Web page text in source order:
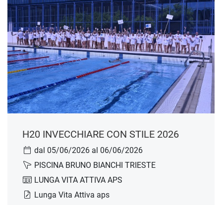
H20 INVECCHIARE CON STILE 2026
dal 05/06/2026 al 06/06/2026
PISCINA BRUNO BIANCHI TRIESTE
LUNGA VITA ATTIVA APS
Lunga Vita Attiva aps